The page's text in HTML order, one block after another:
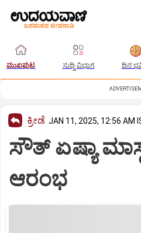
ಮುಖಪುಟ ಸುದ್ದಿ ವಿಭಾಗ ದಿನ
ಕ್ರೀಡೆ JAN 11, 2025, 12:56 AM
ಸೌತ್‌ ಏಷ್ಯಾ
ಆರಂಭ